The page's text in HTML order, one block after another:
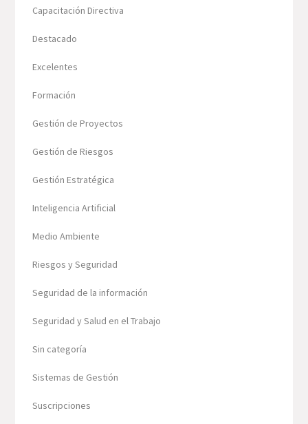
Capacitación Directiva
Destacado
Excelentes
Formación
Gestión de Proyectos
Gestión de Riesgos
Gestión Estratégica
Inteligencia Artificial
Medio Ambiente
Riesgos y Seguridad
Seguridad de la información
Seguridad y Salud en el Trabajo
Sin categoría
Sistemas de Gestión
Suscripciones